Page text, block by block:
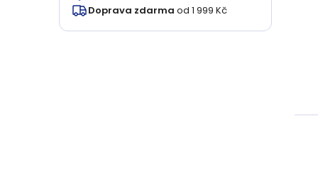
Doprava zdarma od 1 999 Kč